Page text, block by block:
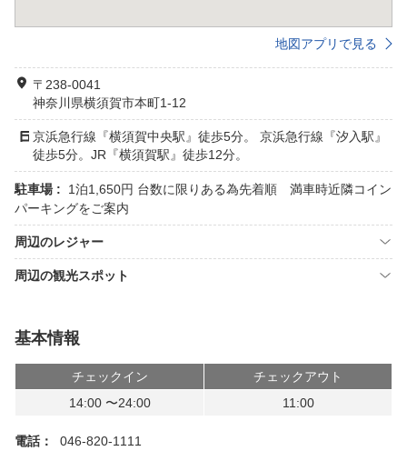
地図アプリで見る
〒238-0041
神奈川県横須賀市本町1-12
京浜急行線『横須賀中央駅』徒歩5分。 京浜急行線『汐入駅』
徒歩5分。JR『横須賀駅』徒歩12分。
駐車場 :
1泊1,650円 台数に限りある為先着順 満車時近隣コイン
パーキングをご案内
周辺のレジャー
周辺の観光スポット
基本情報
チェックイン
チェックアウト
14:00 〜24:00
11:00
電話： 046-820-1111